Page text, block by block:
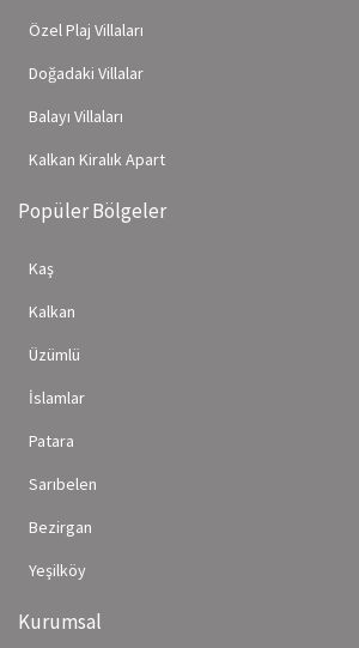
Özel Plaj Villaları
Doğadaki Villalar
Balayı Villaları
Kalkan Kiralık Apart
Popüler Bölgeler
Kaş
Kalkan
Üzümlü
İslamlar
Patara
Sarıbelen
Bezirgan
Yeşilköy
Kurumsal